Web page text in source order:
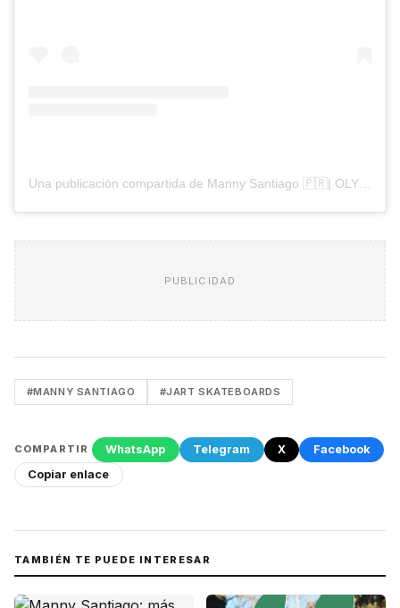
PUBLICIDAD
#MANNY SANTIAGO #JART SKATEBOARDS
COMPARTIR WhatsApp Telegram X
Facebook
Copiar enlace
TAMBIÉN TE PUEDE INTERESAR